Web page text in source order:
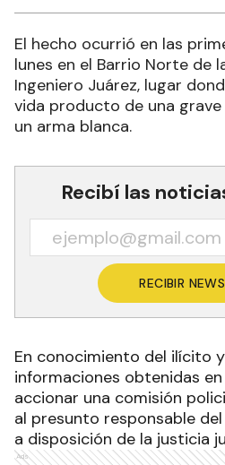
El hecho ocurrió en las
lunes en el Barrio Norte de
Ingeniero Juárez, lugar
vida producto de una
un arma blanca.
Recibí las
RECIBIR
En conocimiento del ilícito
informaciones obtenidas
accionar una comisión
al presunto responsable
a disposición de la justicia
Ads